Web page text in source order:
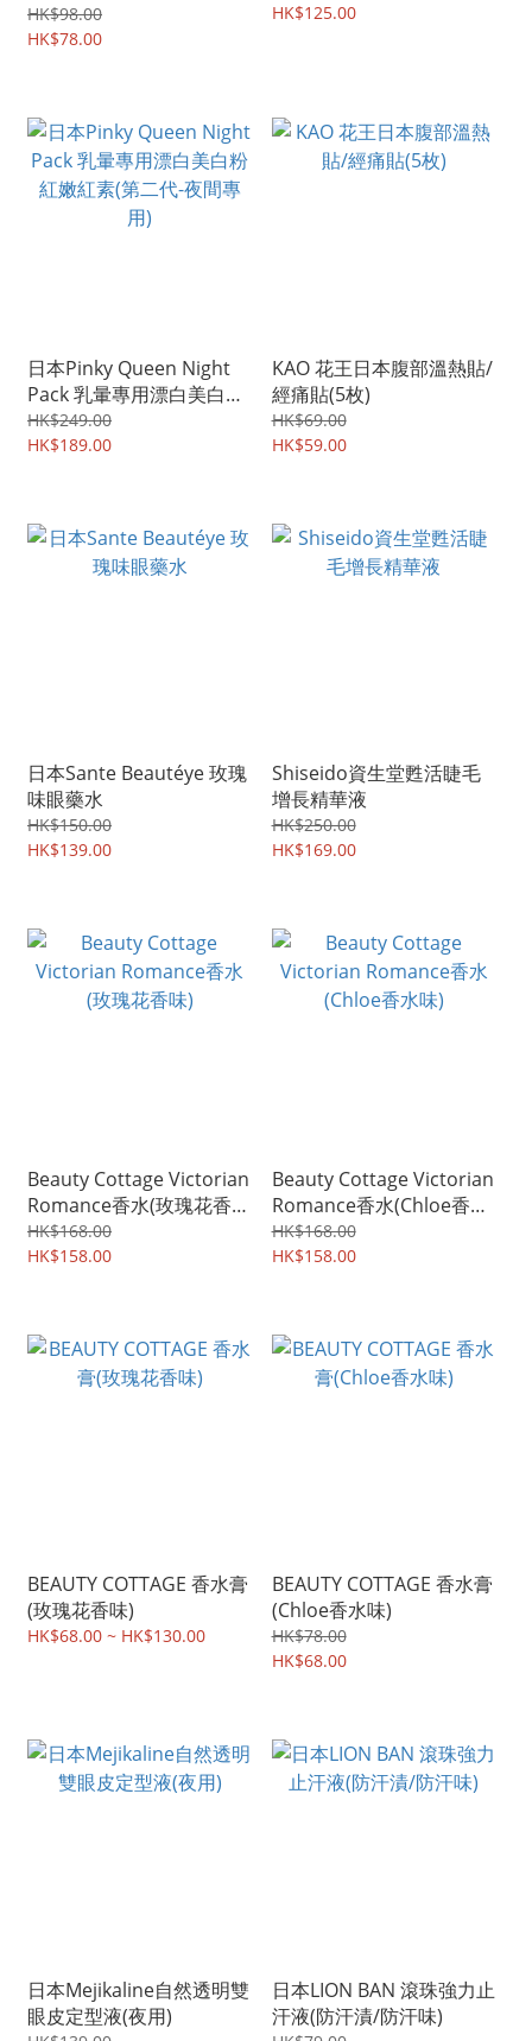
HK$98.00
HK$78.00
HK$125.00
日本Pinky Queen Night
Pack 乳暈專用漂白美白粉
紅嫩紅素(第二代-夜間專
用)
HK$249.00
HK$189.00
KAO 花王日本腹部溫熱貼/
經痛貼(5枚)
HK$69.00
HK$59.00
日本Sante Beautéye 玫瑰
味眼藥水
HK$150.00
HK$139.00
Shiseido資生堂甦活睫毛
增長精華液
HK$250.00
HK$169.00
Beauty Cottage Victorian
Romance香水(玫瑰花香
味)
HK$168.00
HK$158.00
Beauty Cottage Victorian
Romance香水(Chloe香水
味)
HK$168.00
HK$158.00
BEAUTY COTTAGE 香水膏
(玫瑰花香味)
HK$68.00 ~ HK$130.00
BEAUTY COTTAGE 香水膏
(Chloe香水味)
HK$78.00
HK$68.00
日本Mejikaline自然透明雙
眼皮定型液(夜用)
日本LION BAN 滾珠強力止
汗液(防汗漬/防汗味)